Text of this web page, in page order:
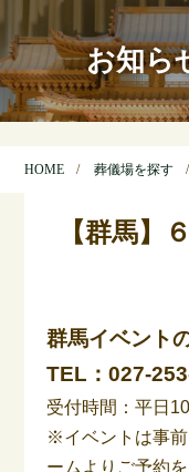
お知ら
HOME 葬儀場を探す
【群馬】
群馬イベント
TEL：027-
受付時間：平日
※イベントは事
ームよりご予約